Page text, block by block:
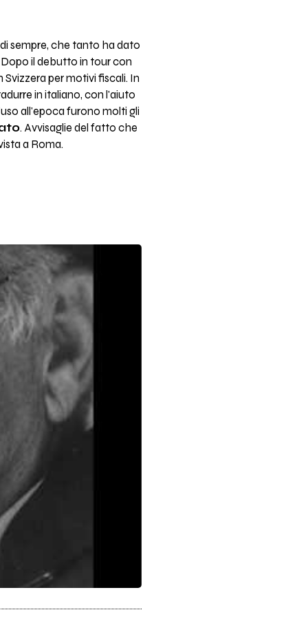
sempre, che tanto ha dato
Dopo il debutto in tour con
per motivi fiscali. In
in italiano, con l'aiuto
all'epoca furono molti gli
. Avvisaglie del fatto che
a Roma.